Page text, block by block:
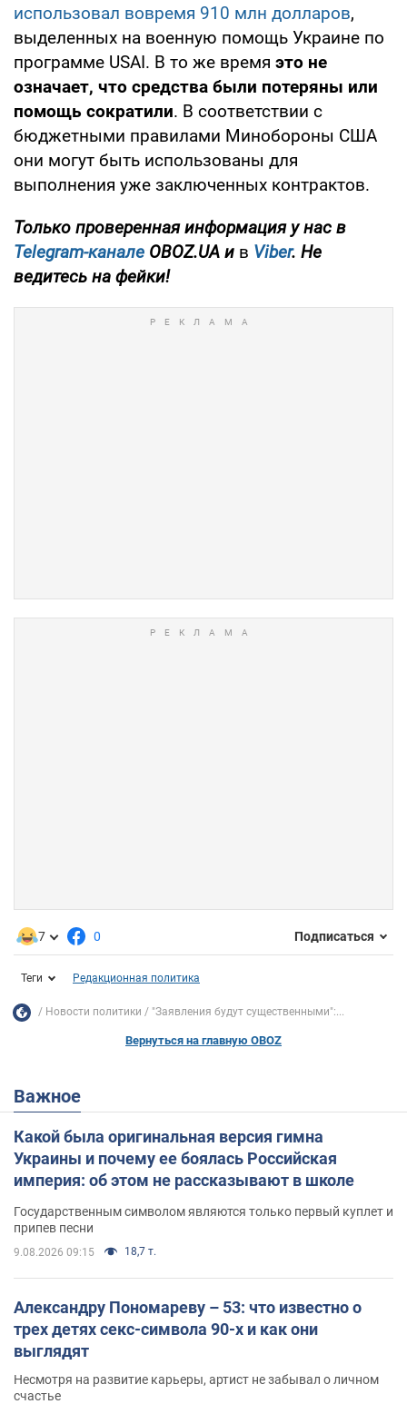
использовал вовремя 910 млн долларов,
выделенных на военную помощь Украине по
программе USAI. В то же время это не
означает, что средства были потеряны или
помощь сократили. В соответствии с
бюджетными правилами Минобороны США
они могут быть использованы для
выполнения уже заключенных контрактов.
Только проверенная информация у нас в
Telegram-канале OBOZ.UA и в Viber. Не
ведитесь на фейки!
7 0 Подписаться
Теги Редакционная политика
Новости политики "Заявления будут существенными":...
Вернуться на главную OBOZ
Важное
Какой была оригинальная версия гимна
Украины и почему ее боялась Российская
империя: об этом не рассказывают в школе
Государственным символом являются только первый куплет и
припев песни
9.08.2026 09:15 18,7 т.
Александру Пономареву – 53: что известно о
трех детях секс-символа 90-х и как они
выглядят
Несмотря на развитие карьеры, артист не забывал о личном
счастье